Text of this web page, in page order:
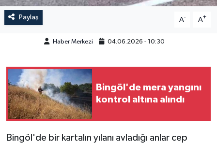
Paylaş A- A+
Haber Merkezi 04.06.2026 - 10:30
Bingöl'de mera yangını
kontrol altına alındı
Bingöl'de bir kartalın yılanı avladığı anlar cep
MAGAZİN
MEDYA
ÖZEL HABER
POLİTİKA
SAĞLIK
SİYASET